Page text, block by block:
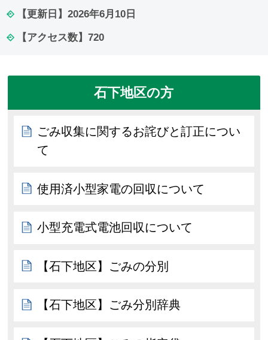
【更新日】 2026年6月10日
【アクセス数】 720
石下地区の方
ごみ収集に関するお詫びと訂正につい
て
使用済小型家電の回収について
小型充電式電池回収について
【石下地区】ごみの分別
【石下地区】ごみ分別辞典